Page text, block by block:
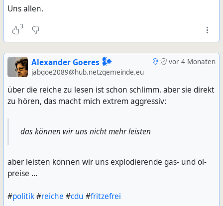
Uns allen.
3
vor 4 Monaten
Alexander Goeres 𒀯
jabgoe2089@hub.netzgemeinde.eu
über die reiche zu lesen ist schon schlimm. aber sie direkt
zu hören, das macht mich extrem aggressiv:
das können wir uns nicht mehr leisten
aber leisten können wir uns explodierende gas- und öl-
preise ...
#politik#reiche #cdu #fritzefrei